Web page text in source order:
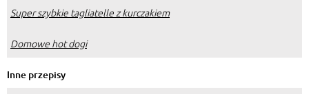
Super szybkie tagliatelle z kurczakiem
Domowe hot dogi
Inne przepisy